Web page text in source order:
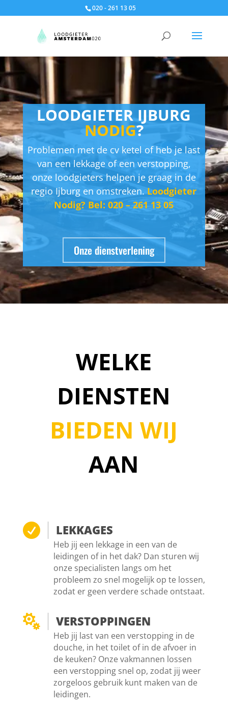
020 - 261 13 05
LOODGIETER IJBURG
NODIG?
Problemen met de cv ketel of heb je last
van een lekkage of een verstopping,
onze loodgieters helpen je graag in de
regio Ijburg en omstreken.Loodgieter
Nodig? Bel: 020 – 261 13 05
Onze dienstverlening
WELKE
DIENSTEN
BIEDEN WIJ
AAN
 LEKKAGES
Heb jij een lekkage in een van de
leidingen of in het dak? Dan sturen wij
onze specialisten langs om het
probleem zo snel mogelijk op te lossen,
zodat er geen verdere schade ontstaat.
 VERSTOPPINGEN
Heb jij last van een verstopping in de
douche, in het toilet of in de afvoer in
de keuken? Onze vakmannen lossen
een verstopping snel op, zodat jij weer
zorgeloos gebruik kunt maken van de
leidingen.